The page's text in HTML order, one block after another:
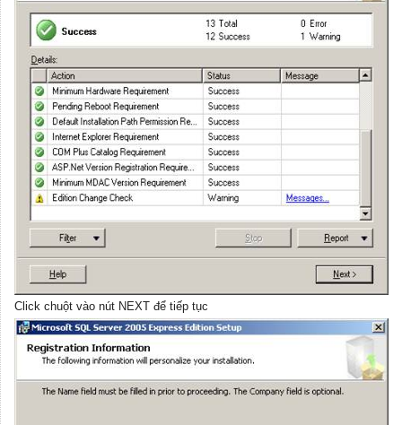
Click chuột vào nút NEXT để tiếp tục